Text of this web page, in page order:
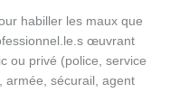
habiller les maux que
œuvrant
ou privé (police, service
armée, sécurail, agent